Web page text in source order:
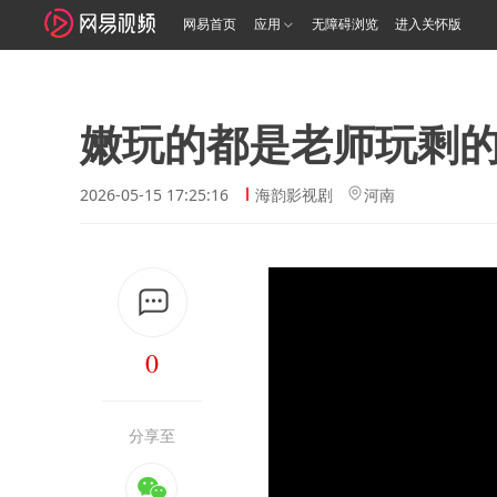
网易首页 应用 无障碍浏览 进入关怀版
嫩玩的都是老师玩剩
2026-05-15 17:25:16 海韵影视剧 河南
0
分享至